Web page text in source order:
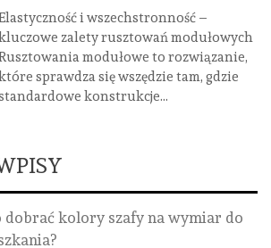
i wszechstronność –
zalety rusztowań modułowych
modułowe to rozwiązanie,
sprawdza się wszędzie tam, gdzie
konstrukcje...
dobrać kolory szafy na wymiar do